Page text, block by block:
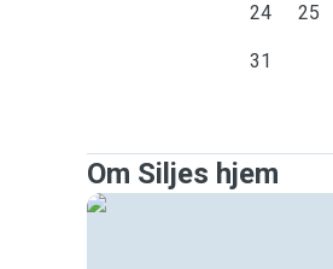
24 25
31
Om Siljes hjem